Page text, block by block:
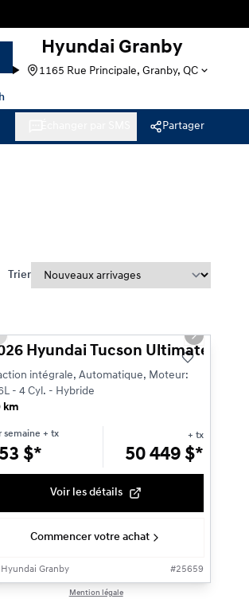
Hyundai Granby
1165 Rue Principale, Granby, QC
Partager
Trier
slide Next slide
Hyundai Tucson Ultimate
intégrale, Automatique, Moteur:
- 4 Cyl. - Hybride
km
semaine + tx
$*
+ tx
50 449 $*
Voir les détails
Commencer votre achat
Hyundai Granby #25659
Mention légale